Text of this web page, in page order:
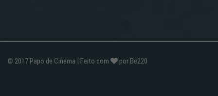
© 2017 Papo de Cinema | Feito com por Be220